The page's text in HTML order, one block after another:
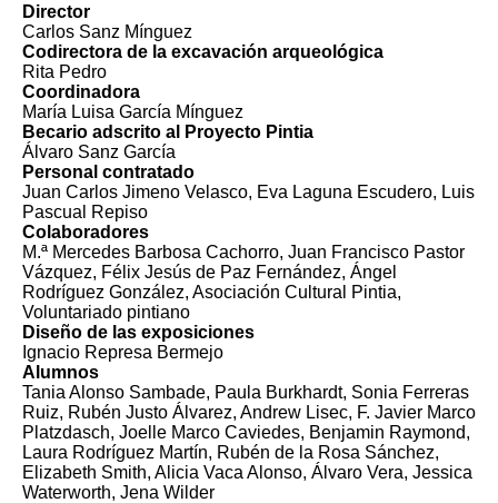
Director
Carlos Sanz Mínguez
Codirectora de la excavación arqueológica
Rita Pedro
Coordinadora
María Luisa García Mínguez
Becario adscrito al Proyecto Pintia
Álvaro Sanz García
Personal contratado
Juan Carlos Jimeno Velasco, Eva Laguna Escudero, Luis
Pascual Repiso
Colaboradores
M.ª Mercedes Barbosa Cachorro, Juan Francisco Pastor
Vázquez, Félix Jesús de Paz Fernández, Ángel
Rodríguez González, Asociación Cultural Pintia,
Voluntariado pintiano
Diseño de las exposiciones
Ignacio Represa Bermejo
Alumnos
Tania Alonso Sambade, Paula Burkhardt, Sonia Ferreras
Ruiz, Rubén Justo Álvarez, Andrew Lisec, F. Javier Marco
Platzdasch, Joelle Marco Caviedes, Benjamin Raymond,
Laura Rodríguez Martín, Rubén de la Rosa Sánchez,
Elizabeth Smith, Alicia Vaca Alonso, Álvaro Vera, Jessica
Waterworth, Jena Wilder